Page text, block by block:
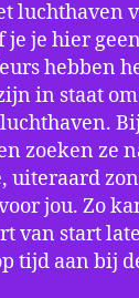
luchthaven
je je hier
hebben
in staat
zoeken ze
uiteraard
jou. Zo
van start
tijd aan bij